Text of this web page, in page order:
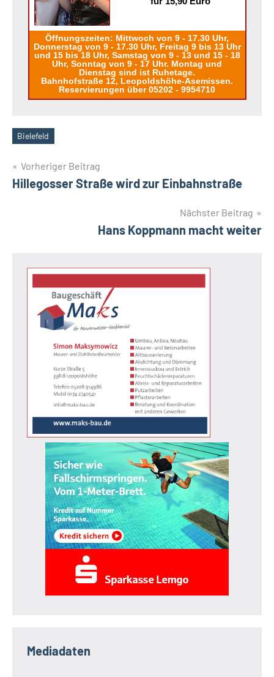
Öffnungszeiten: Mittwoch von 9 - 17.30 Uhr,
Donnerstag von 9 - 17.30 Uhr, Freitag 9 bis 13 Uhr
und 15 bis 18 Uhr, Samstag von 9 - 13 und 15 - 18
Uhr, Sonntag von 9 - 17 Uhr. Montag und
Dienstag sind ist Ruhetage.
Bahnhofstraße 12, Leopoldshöhe-Asemissen.
Reservierungen über 05202 - 9954710
Schlagwörter
Bielefeld
Beitragsnavigation
Vorheriger Beitrag
Hillegosser Straße wird zur Einbahnstraße
Nächster Beitrag
Hans Koppmann macht weiter
Mediadaten